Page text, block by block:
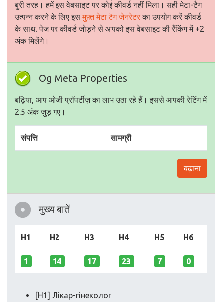
बुरी तरह। हमें इस वेबसाइट पर कोई कीवर्ड नहीं मिला। सही मेटा-टैग
उत्पन्न करने के लिए इस मुफ़्त मेटा टैग जेनरेटरका उपयोग करें कीवर्ड
के साथ. पेज पर कीवर्ड जोड़ने से आपको इस वेबसाइट की रैंकिंग में +2
अंक मिलेंगे।
Og Meta Properties
बढ़िया, आप ओजी प्रॉपर्टीज़ का लाभ उठा रहे हैं। इससे आपकी रेटिंग में
2.5 अंक जुड़ गए।
संपत्ति सामग्री
बढ़ाना
मुख्य बातें
H1 H2 H3 H4 H5 H6
1 14 17 23 7 0
[H1] Лікар-гінеколог